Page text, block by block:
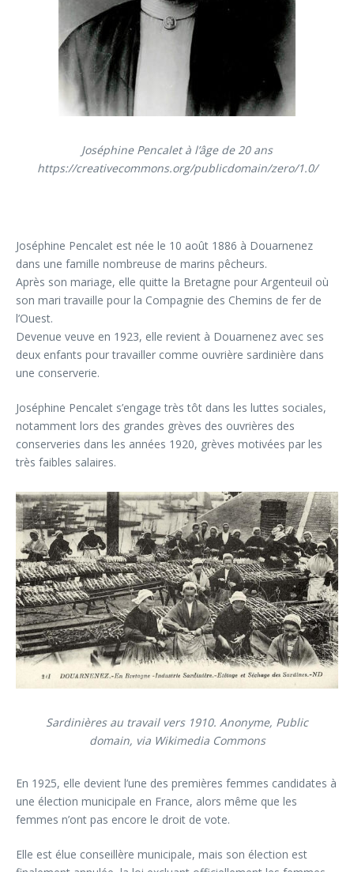
Joséphine Pencalet à l’âge de 20 ans
https://creativecommons.org/publicdomain/zero/1.0/
Joséphine Pencalet est née le 10 août 1886 à Douarnenez
dans une famille nombreuse de marins pêcheurs.
Après son mariage, elle quitte la Bretagne pour Argenteuil où
son mari travaille pour la Compagnie des Chemins de fer de
l’Ouest.
Devenue veuve en 1923, elle revient à Douarnenez avec ses
deux enfants pour travailler comme ouvrière sardinière dans
une conserverie.
Joséphine Pencalet s’engage très tôt dans les luttes sociales,
notamment lors des grandes grèves des ouvrières des
conserveries dans les années 1920, grèves motivées par les
très faibles salaires.
Sardinières au travail vers 1910. Anonyme, Public
domain, via Wikimedia Commons
En 1925, elle devient l’une des premières femmes candidates à
une élection municipale en France, alors même que les
femmes n’ont pas encore le droit de vote.
Elle est élue conseillère municipale, mais son élection est